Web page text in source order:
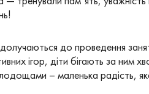
до проведення
ігор, діти бігають за
– маленька радість,